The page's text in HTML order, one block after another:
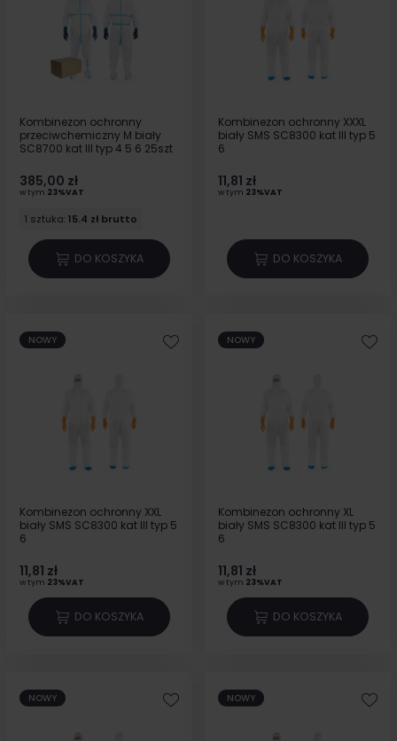
Kombinezon ochronny
przeciwchemiczny M biały
SC8700 kat III typ 4 5 6 25szt
385,00 zł
w tym 23%VAT
1 sztuka:15.4 zł brutto
DO KOSZYKA
Kombinezon ochronny XXXL
biały SMS SC8300 kat III typ 5
6
11,81 zł
w tym 23%VAT
DO KOSZYKA
NOWY
Kombinezon ochronny XXL
biały SMS SC8300 kat III typ 5
6
11,81 zł
w tym 23%VAT
DO KOSZYKA
NOWY
Kombinezon ochronny XL
biały SMS SC8300 kat III typ 5
6
11,81 zł
w tym 23%VAT
DO KOSZYKA
NOWY NOWY